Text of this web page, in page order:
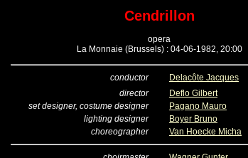
Cendrillon
opera
La Monnaie (Brussels) : 04-06-1982, 20:00
conductor
Delacôte Jacques
director
Deflo Gilbert
set designer, costume designer
Pagano Mauro
lighting designer
Boyer Bruno
choreographer
Van Hoecke Micha